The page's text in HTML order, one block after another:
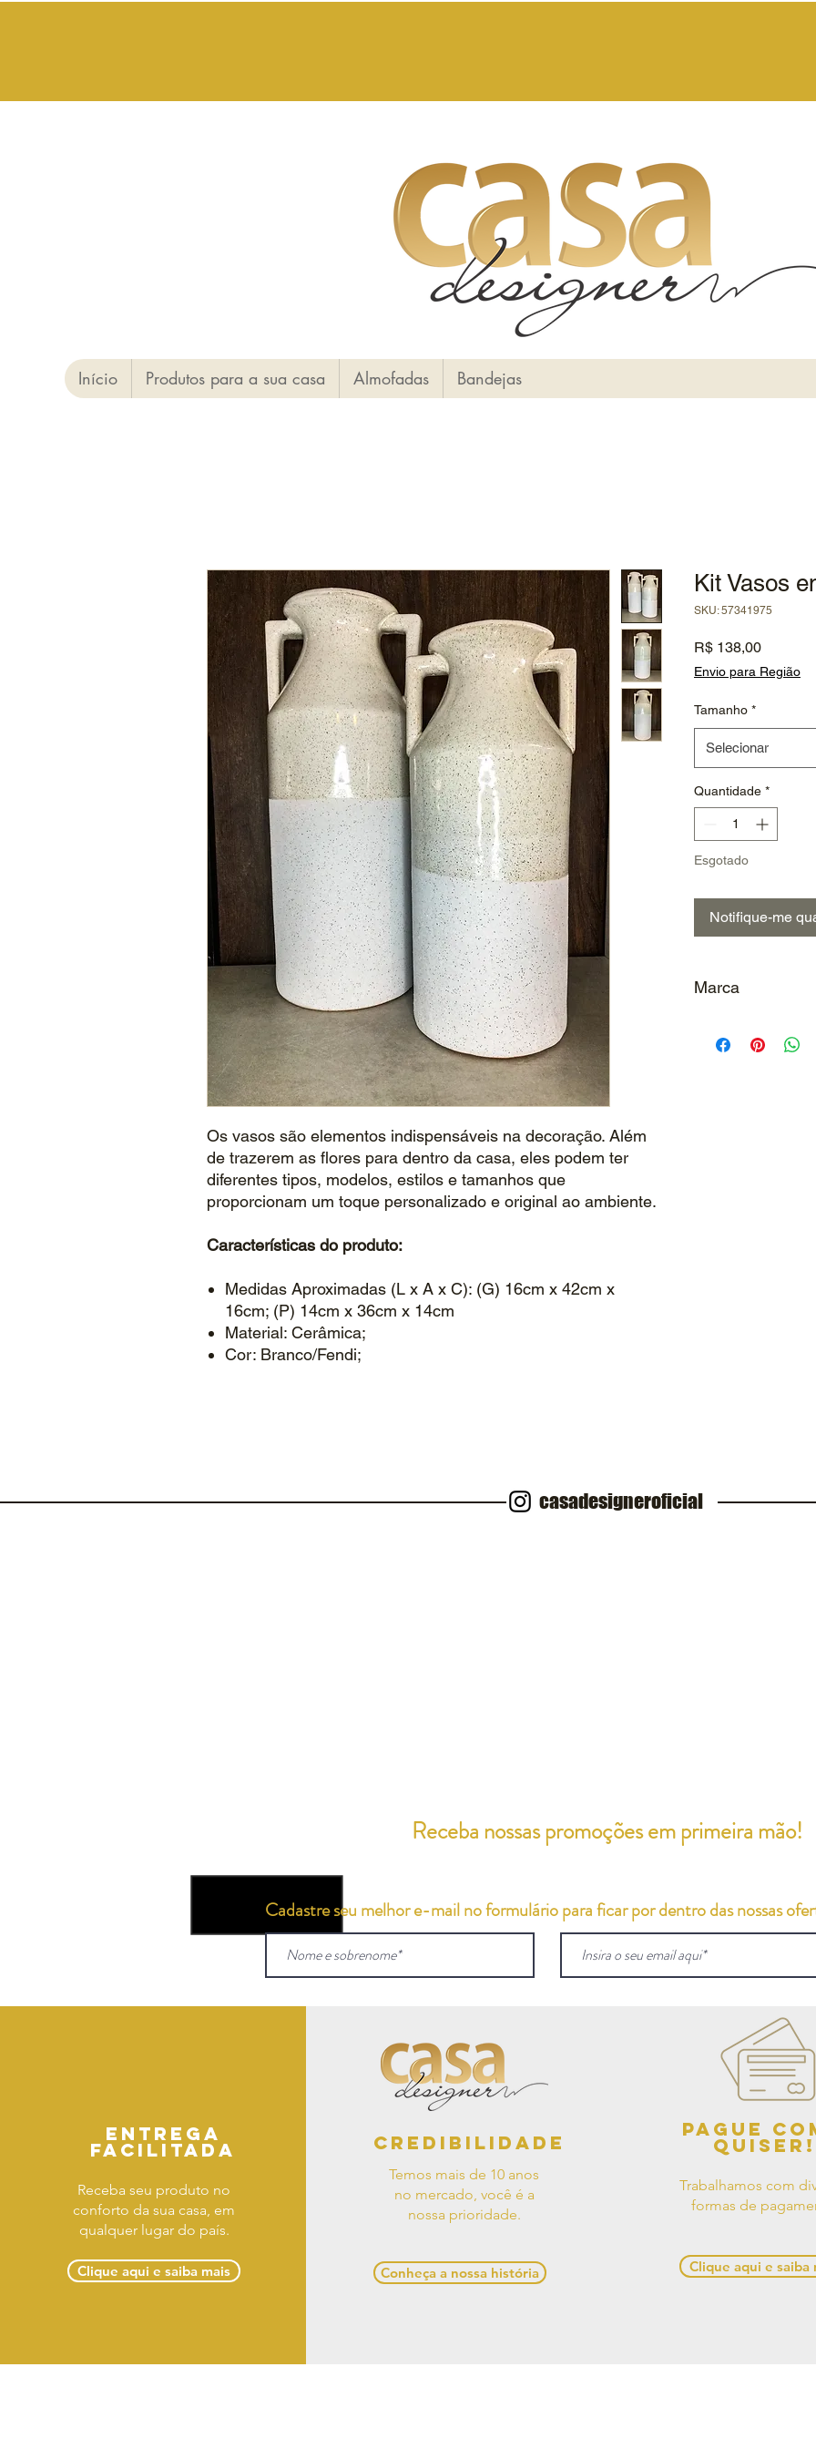
Início Produtos para a sua casa Almofadas Bandejas
Os vasos são elementos indispensáveis na decoração. Além
de trazerem as flores para dentro da casa, eles podem ter
diferentes tipos, modelos, estilos e tamanhos que
proporcionam um toque personalizado e original ao ambiente.
Características do produto:
Medidas Aproximadas (L x A x C): (G) 16cm x 42cm x
16cm; (P) 14cm x 36cm x 14cm
Material: Cerâmica;
Cor: Branco/Fendi;
Kit Vasos
SKU: 57341975
R$ 138,00Preço
Envio para Região
Tamanho *
Selecionar
Quantidade *
Esgotado
Notifique-me
Marca
casadesigneroficial
Cadastre seu melhor e-mail no formulário para ficar por dentro das nossas
Receba nossas promoções em primeira mão!
Entrega
facilitada
Receba seu produto no
conforto da sua casa, em
qualquer lugar do país.
Clique aqui e saiba mais
Credibilidade
Temos mais de 10 anos
no mercado, você é a
nossa prioridade.
Conheça a nossa história
Pague
quiser!
Trabalhamos com
formas de
Clique aqui e saiba